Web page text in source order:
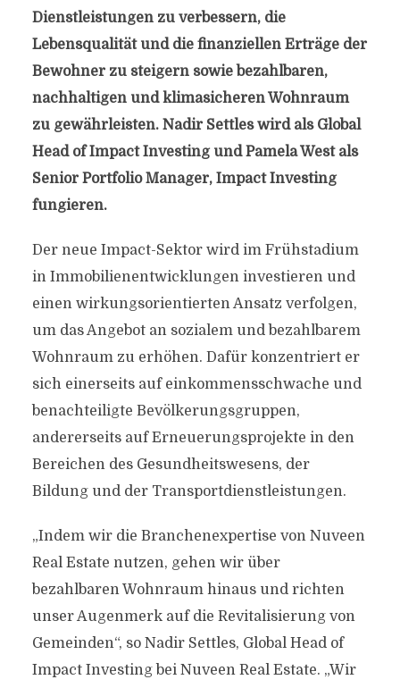
Dienstleistungen zu verbessern, die
Lebensqualität und die finanziellen Erträge der
Bewohner zu steigern sowie bezahlbaren,
nachhaltigen und klimasicheren Wohnraum
zu gewährleisten. Nadir Settles wird als Global
Head of Impact Investing und Pamela West als
Senior Portfolio Manager, Impact Investing
fungieren.
Der neue Impact-Sektor wird im Frühstadium
in Immobilienentwicklungen investieren und
einen wirkungsorientierten Ansatz verfolgen,
um das Angebot an sozialem und bezahlbarem
Wohnraum zu erhöhen. Dafür konzentriert er
sich einerseits auf einkommensschwache und
benachteiligte Bevölkerungsgruppen,
andererseits auf Erneuerungsprojekte in den
Bereichen des Gesundheitswesens, der
Bildung und der Transportdienstleistungen.
„Indem wir die Branchenexpertise von Nuveen
Real Estate nutzen, gehen wir über
bezahlbaren Wohnraum hinaus und richten
unser Augenmerk auf die Revitalisierung von
Gemeinden“, so Nadir Settles, Global Head of
Impact Investing bei Nuveen Real Estate. „Wir